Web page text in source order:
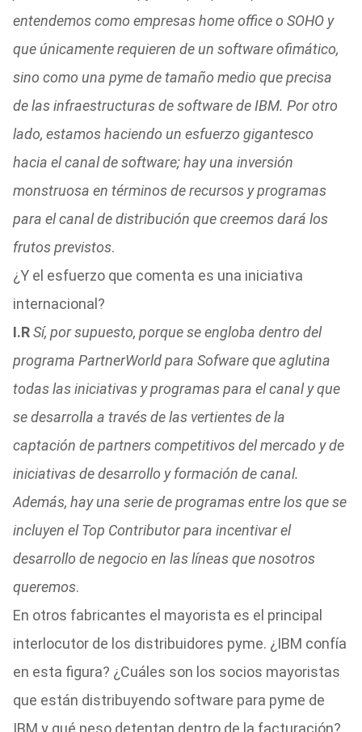
entendemos como empresas home office o SOHO y
que únicamente requieren de un software ofimático,
sino como una pyme de tamaño medio que precisa
de las infraestructuras de software de IBM. Por otro
lado, estamos haciendo un esfuerzo gigantesco
hacia el canal de software; hay una inversión
monstruosa en términos de recursos y programas
para el canal de distribución que creemos dará los
frutos previstos.
¿Y el esfuerzo que comenta es una iniciativa
internacional?
I.RSí, por supuesto, porque se engloba dentro del
programa PartnerWorld para Sofware que aglutina
todas las iniciativas y programas para el canal y que
se desarrolla a través de las vertientes de la
captación de partners competitivos del mercado y de
iniciativas de desarrollo y formación de canal.
Además, hay una serie de programas entre los que se
incluyen el Top Contributor para incentivar el
desarrollo de negocio en las líneas que nosotros
queremos.
En otros fabricantes el mayorista es el principal
interlocutor de los distribuidores pyme. ¿IBM confía
en esta figura? ¿Cuáles son los socios mayoristas
que están distribuyendo software para pyme de
IBM y qué peso detentan dentro de la facturación?